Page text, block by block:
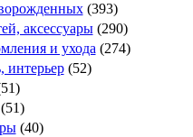
(393)
аксессуары (290)
и ухода (274)
интерьер (52)
(51)
(40)